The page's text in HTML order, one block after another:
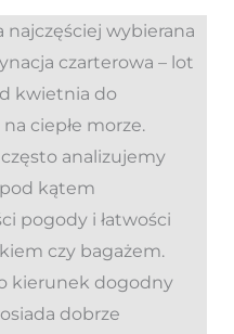
najczęściej wybierana
czarterowa – lot
kwietnia do
ciepłe morze.
analizujemy
kątem
pogody i łatwości
czy bagażem.
kierunek dogodny
dobrze